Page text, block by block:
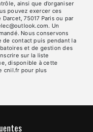
ainsi que d’organiser
pouvez exercer ces
75017 Paris ou par
Un
Nous conservons
de contact puis pendant la
et de gestion des
sur la liste
disponible à cette
cnil.fr pour plus